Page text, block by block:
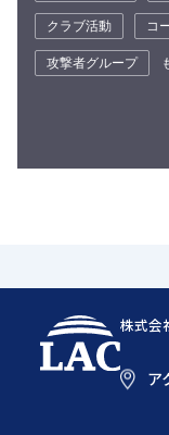
クラブ活動
コ
攻撃者グループ
株式会
ア